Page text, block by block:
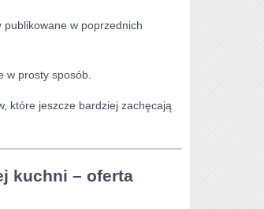
w poprzednich
w prosty sposób.
które jeszcze bardziej zachęcają
kuchni – oferta